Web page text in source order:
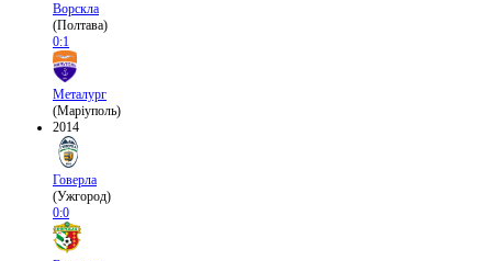
Ворскла
(Полтава)
0:1
Металург
(Маріуполь)
2014
Говерла
(Ужгород)
0:0